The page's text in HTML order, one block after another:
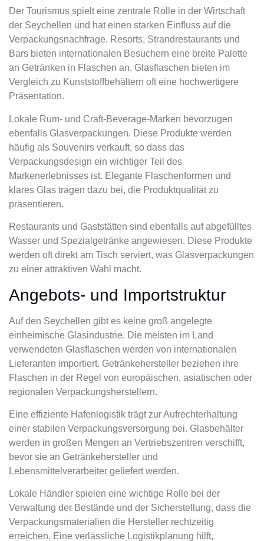
Der Tourismus spielt eine zentrale Rolle in der Wirtschaft
der Seychellen und hat einen starken Einfluss auf die
Verpackungsnachfrage. Resorts, Strandrestaurants und
Bars bieten internationalen Besuchern eine breite Palette
an Getränken in Flaschen an. Glasflaschen bieten im
Vergleich zu Kunststoffbehältern oft eine hochwertigere
Präsentation.
Lokale Rum- und Craft-Beverage-Marken bevorzugen
ebenfalls Glasverpackungen. Diese Produkte werden
häufig als Souvenirs verkauft, so dass das
Verpackungsdesign ein wichtiger Teil des
Markenerlebnisses ist. Elegante Flaschenformen und
klares Glas tragen dazu bei, die Produktqualität zu
präsentieren.
Restaurants und Gaststätten sind ebenfalls auf abgefülltes
Wasser und Spezialgetränke angewiesen. Diese Produkte
werden oft direkt am Tisch serviert, was Glasverpackungen
zu einer attraktiven Wahl macht.
Angebots- und Importstruktur
Auf den Seychellen gibt es keine groß angelegte
einheimische Glasindustrie. Die meisten im Land
verwendeten Glasflaschen werden von internationalen
Lieferanten importiert. Getränkehersteller beziehen ihre
Flaschen in der Regel von europäischen, asiatischen oder
regionalen Verpackungsherstellern.
Eine effiziente Hafenlogistik trägt zur Aufrechterhaltung
einer stabilen Verpackungsversorgung bei. Glasbehälter
werden in großen Mengen an Vertriebszentren verschifft,
bevor sie an Getränkehersteller und
Lebensmittelverarbeiter geliefert werden.
Lokale Händler spielen eine wichtige Rolle bei der
Verwaltung der Bestände und der Sicherstellung, dass die
Verpackungsmaterialien die Hersteller rechtzeitig
erreichen. Eine verlässliche Logistikplanung hilft,